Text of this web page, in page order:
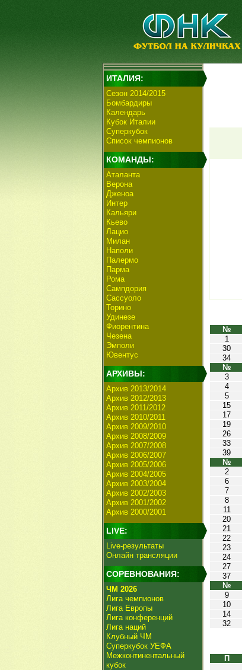
ИТАЛИЯ:
Сезон 2014/2015
Бомбардиры
Календарь
Кубок Италии
Суперкубок
Список чемпионов
КОМАНДЫ:
Аталанта
Верона
Дженоа
Интер
Кальяри
Кьево
Лацио
Милан
Наполи
Палермо
Парма
Рома
Сампдория
Сассуоло
Торино
Удинезе
Фиорентина
Чезена
Эмполи
Ювентус
АРХИВЫ:
Архив 2013/2014
Архив 2012/2013
Архив 2011/2012
Архив 2010/2011
Архив 2009/2010
Архив 2008/2009
Архив 2007/2008
Архив 2006/2007
Архив 2005/2006
Архив 2004/2005
Архив 2003/2004
Архив 2002/2003
Архив 2001/2002
Архив 2000/2001
LIVE:
Live-результаты
Онлайн трансляции
СОРЕВНОВАНИЯ:
ЧМ 2026
Лига чемпионов
Лига Европы
Лига конференций
Лига наций
Клубный ЧМ
Суперкубок УЕФА
Межконтинентальный
кубок
№
1
30
34
№
3
4
5
15
17
19
26
33
39
№
2
6
7
8
11
20
21
22
23
24
27
37
№
9
10
14
32
П